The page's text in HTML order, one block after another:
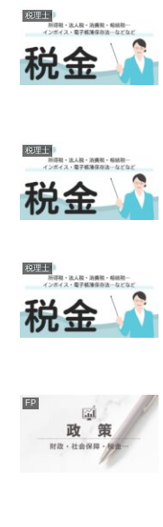
税理士
税理士
税理士
FP